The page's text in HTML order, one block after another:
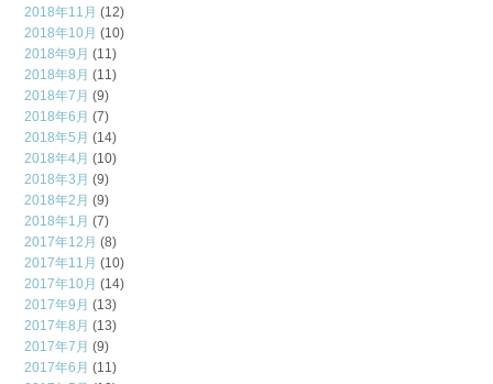
2018年11月 (12)
2018年10月 (10)
2018年9月 (11)
2018年8月 (11)
2018年7月 (9)
2018年6月 (7)
2018年5月 (14)
2018年4月 (10)
2018年3月 (9)
2018年2月 (9)
2018年1月 (7)
2017年12月 (8)
2017年11月 (10)
2017年10月 (14)
2017年9月 (13)
2017年8月 (13)
2017年7月 (9)
2017年6月 (11)